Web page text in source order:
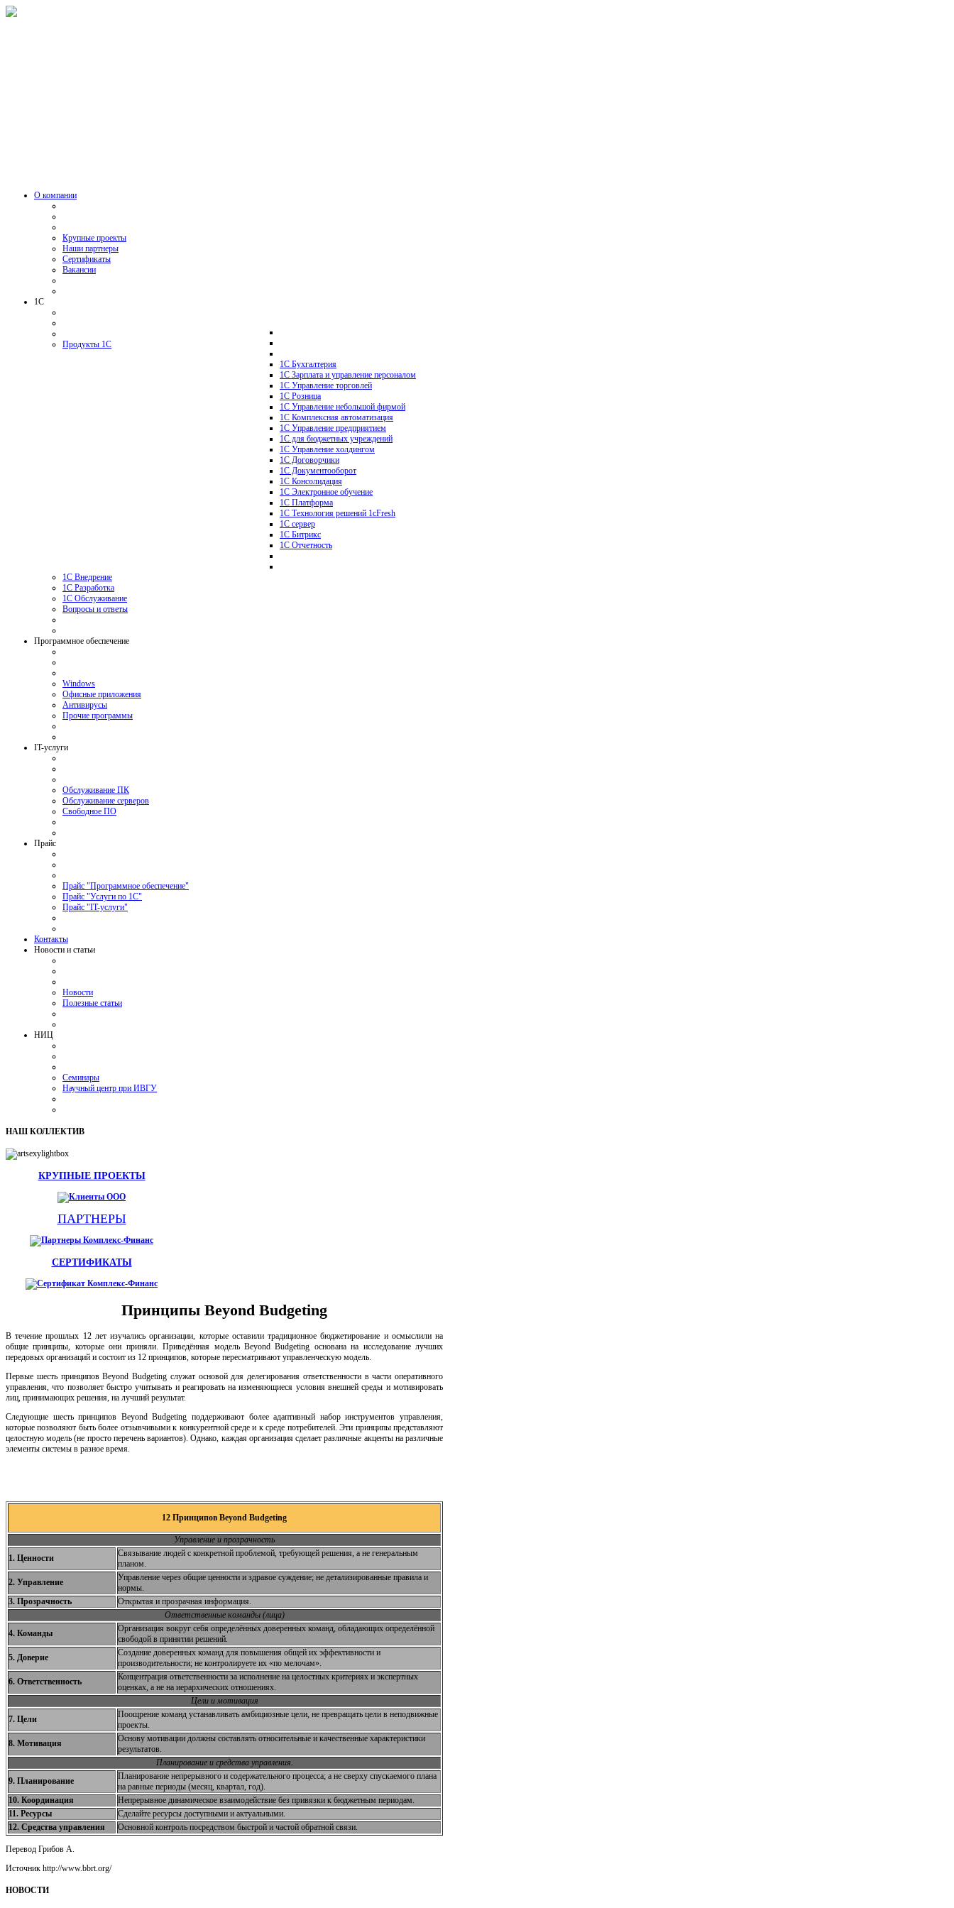
О компании
Крупные проекты
Наши партнеры
Сертификаты
Вакансии
1C
Продукты 1С
1С Бухгалтерия
1С Зарплата и управление персоналом
1С Управление торговлей
1C Розница
1С Управление небольшой фирмой
1С Комплексная автоматизация
1С Управление предприятием
1С для бюджетных учреждений
1С Управление холдингом
1С Договорчики
1С Документооборот
1С Консолидация
1С Электронное обучение
1С Платформа
1С Технология решений 1cFresh
1С сервер
1C Битрикс
1С Отчетность
1С Внедрение
1С Разработка
1С Обслуживание
Вопросы и ответы
Программное обеспечение
Windows
Офисные приложения
Антивирусы
Прочие программы
IT-услуги
Обслуживание ПК
Обслуживание серверов
Свободное ПО
Прайс
Прайс "Программное обеспечение"
Прайс "Услуги по 1С"
Прайс "IT-услуги"
Контакты
Новости и статьи
Новости
Полезные статьи
НИЦ
Семинары
Научный центр при ИВГУ
НАШ КОЛЛЕКТИВ
КРУПНЫЕ ПРОЕКТЫ
ПАРТНЕРЫ
СЕРТИФИКАТЫ
Принципы Beyond Budgeting
В течение прошлых 12 лет изучались организации, которые оставили традиционное бюджетирование и осмыслили на
общие принципы, которые они приняли. Приведённая модель Beyond Budgeting основана на исследование лучших
передовых организаций и состоит из 12 принципов, которые пересматривают управленческую модель.
Первые шесть принципов Beyond Budgeting служат основой для делегирования ответственности в части оперативного
управления, что позволяет быстро учитывать и реагировать на изменяющиеся условия внешней среды и мотивировать
лиц, принимающих решения, на лучший результат.
Следующие шесть принципов Beyond Budgeting поддерживают более адаптивный набор инструментов управления,
которые позволяют быть более отзывчивыми к конкурентной среде и к среде потребителей. Эти принципы представляют
целостную модель (не просто перечень вариантов). Однако, каждая организация сделает различные акценты на различные
элементы системы в разное время.
12 Принципов Beyond Budgeting
Управление и прозрачность
1. Ценности
Связывание людей с конкретной проблемой, требующей решения, а не генеральным
планом.
2. Управление
Управление через общие ценности и здравое суждение; не детализированные правила и
нормы.
3. Прозрачность
Открытая и прозрачная информация.
Ответственные команды (лица)
4. Команды
Организация вокруг себя определённых доверенных команд, обладающих определённой
свободой в принятии решений.
5. Доверие
Создание доверенных команд для повышения общей их эффективности и
производительности; не контролируете их «по мелочам».
6. Ответственность
Концентрация ответственности за исполнение на целостных критериях и экспертных
оценках, а не на иерархических отношениях.
Цели и мотивация
7. Цели
Поощрение команд устанавливать амбициозные цели, не превращать цели в неподвижные
проекты.
8. Мотивация
Основу мотивации должны составлять относительные и качественные характеристики
результатов.
Планирование и средства управления.
9. Планирование
Планирование непрерывного и содержательного процесса; а не сверху спускаемого плана
на равные периоды (месяц, квартал, год).
10. Координация
Непрерывное динамическое взаимодействие без привязки к бюджетным периодам.
11. Ресурсы
Сделайте ресурсы доступными и актуальными.
12. Средства управления
Основной контроль посредством быстрой и частой обратной связи.
Перевод Грибов А.
Источник http://www.bbrt.org/
НОВОСТИ